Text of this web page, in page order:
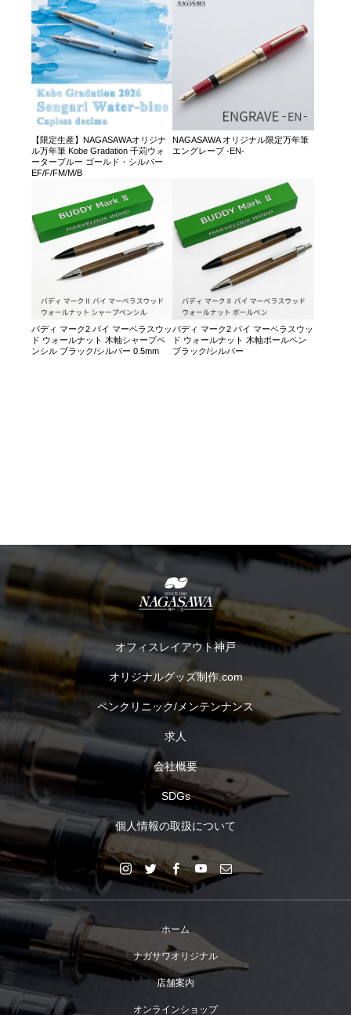
【限定生産】NAGASAWAオリジナ
ル万年筆 Kobe Gradation 千苅ウォ
ーターブルー ゴールド・シルバー
EF/F/FM/M/B
NAGASAWA オリジナル限定万年筆
エングレーブ -EN-
バディ マーク2 バイ マーベラスウッ
ド ウォールナット 木軸シャープペ
ンシル ブラック/シルバー 0.5mm
バディ マーク2 バイ マーベラスウッ
ド ウォールナット 木軸ボールペン
ブラック/シルバー
オフィスレイアウト神戸
オリジナルグッズ制作.com
ペンクリニック/メンテンナンス
求人
会社概要
SDGs
個人情報の取扱について
ホーム
ナガサワオリジナル
店舗案内
オンラインショップ